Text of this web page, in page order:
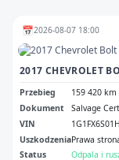
📅2026-08-07 18:00
2017 CHEVROLET
Przebieg
159 420 km
Dokument
Salvage
VIN
UszkodzeniaPrawa
Status
Odpala i